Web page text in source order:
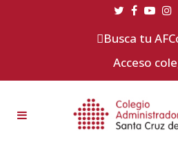
Busca tu
Acceso